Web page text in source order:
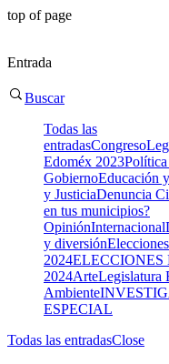
top of page
Entrada
Buscar
Todas las
entradasCongreso
Edoméx 2023
GobiernoEducación
y JusticiaDenuncia
en tus municipios?
OpiniónInternacional
y diversión
2024ELECCIONES
2024ArteLegislatura
Ambiente
ESPECIAL
Todas las entradasClose